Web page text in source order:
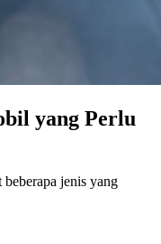
yang Perlu
jenis yang